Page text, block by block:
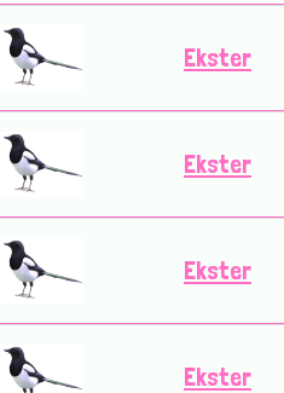
Ekster
Ekster
Ekster
Ekster